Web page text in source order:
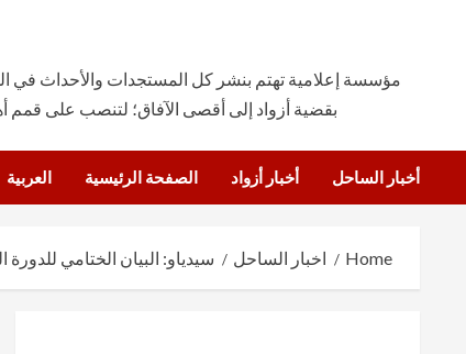
مؤسسة إعلامية تهتم بنشر كل المستجدات والأحداث في
بقضية أزواد إلى أقصى الآفاق؛ لتنصب على قمم
أخبار الساحل أخبار أزواد الصفحة الرئيسية العربية
Home اخبار الساحل سيدياو: البيان الختامي